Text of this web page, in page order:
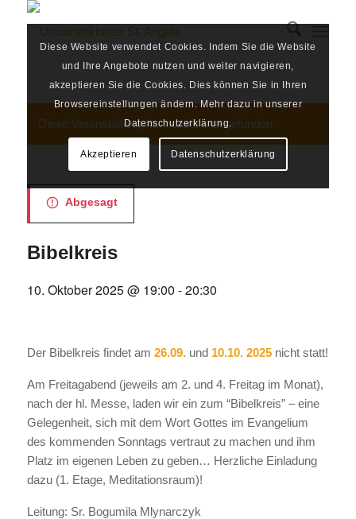
Diese Veranstaltung hat bereits stattgefunden.
Abgesagt
Bibelkreis
10. Oktober 2025 @ 19:00 -20:30
Der Bibelkreis findet am 26.09.und 10.10. 2025nicht statt!
Am Freitagabend (jeweils am 2. und 4. Freitag im Monat),
nach der hl. Messe, laden wir ein zum “Bibelkreis” – eine
Gelegenheit, sich mit dem Wort Gottes im Evangelium
des kommenden Sonntags vertraut zu machen und ihm
Platz im eigenen Leben zu geben… Herzliche Einladung
dazu (1. Etage, Meditationsraum)!
Leitung: Sr. Bogumila Mlynarczyk
Diese Website verwendet Cookies. Indem Sie die Website
und Ihre Angebote nutzen und weiter navigieren,
akzeptieren Sie die Cookies. Dies können Sie in Ihren
Browsereinstellungen ändern. Mehr dazu in unserer
Datenschutzerklärung.
Akzeptieren Datenschutzerklärung